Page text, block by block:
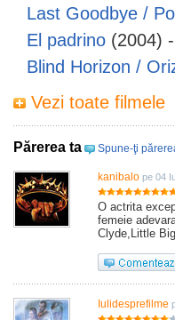
Last Goodbye /
El padrino (2004)
Blind Horizon /
Vezi toate filmele
Părerea ta Spune-ţi
kanibalo pe 04
O actrita
femeie
Clyde,Little
Iulidesprefilme